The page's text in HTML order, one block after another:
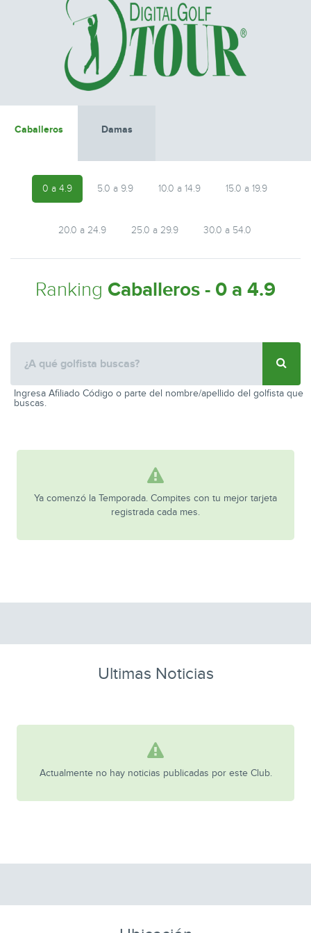
Caballeros Damas
0 a 4.9 5.0 a 9.9 10.0 a 14.9 15.0 a 19.9
20.0 a 24.9 25.0 a 29.9 30.0 a 54.0
Ranking Caballeros - 0 a 4.9
Ingresa Afiliado Código o parte del nombre/apellido del golfista que
buscas.
Ya comenzó la Temporada. Compites con tu mejor tarjeta
registrada cada mes.
Ultimas Noticias
Actualmente no hay noticias publicadas por este Club.